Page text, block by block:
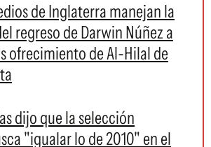
de Inglaterra manejan la
regreso de Darwin Núñez a
ofrecimiento de Al-Hilal de
dijo que la selección
"igualar lo de 2010" en el